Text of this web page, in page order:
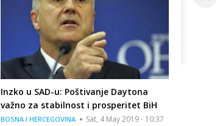
Inzko u SAD-u: Poštivanje Daytona
važno za stabilnost i prosperitet BiH
BOSNA I HERCEGOVINA Sat, 4 May 2019 - 10:37